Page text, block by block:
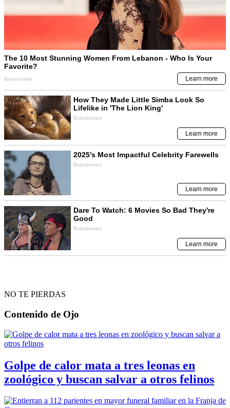
NO TE PIERDAS
Contenido de Ojo
Golpe de calor mata a tres leonas en
zoológico y buscan salvar a otros felinos